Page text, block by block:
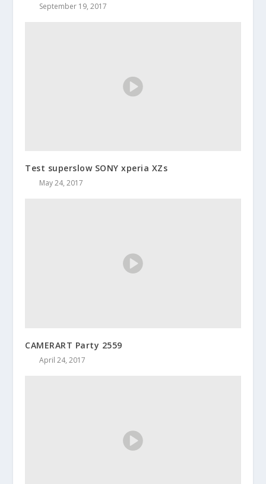
September 19, 2017
Test superslow SONY xperia XZs
May 24, 2017
CAMERART Party 2559
April 24, 2017